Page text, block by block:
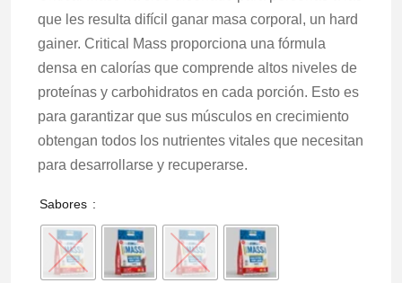
que les resulta difícil ganar masa corporal, un hard
gainer. Critical Mass proporciona una fórmula
densa en calorías que comprende altos niveles de
proteínas y carbohidratos en cada porción. Esto es
para garantizar que sus músculos en crecimiento
obtengan todos los nutrientes vitales que necesitan
para desarrollarse y recuperarse.
Sabores